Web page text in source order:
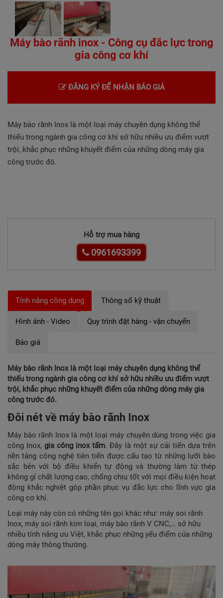
TUYỂN DỤNG
LIÊN HỆ
Máy bào rãnh inox - Công cụ đắc lực trong
gia công cơ khí
ĐĂNG KÝ ĐỂ NHẬN BÁO GIÁ
Máy bào rãnh Inox là một loại máy chuyên dụng không thể
thiếu trong ngành gia công cơ khí sở hữu nhiều ưu điểm vượt
trội, khắc phục những khuyết điểm của những dòng máy gia
công trước đó.
Hỗ trợ mua hàng
0961693399
Tính năng công dụng Thông số kỹ thuật
Hình ảnh - Video Quy trình đặt hàng - vận chuyển
Báo giá
Máy bào rãnh Inox là một loại máy chuyên dụng không thể
thiếu trong ngành gia công cơ khí sở hữu nhiều ưu điểm vượt
trội, khắc phục những khuyết điểm của những dòng máy gia
công trước đó.
Đôi nét về máy bào rãnh Inox
Máy bào rãnh Inox là một loại máy chuyên dùng trong việc gia
công Inox,gia công inox tấm. Đây là một sự cải tiến dựa trên
nền tảng công nghệ tiên tiến được cấu tạo từ những lưỡi bào
sắc bén với bộ điều khiển tự động và thường làm từ thép
không gỉ chất lượng cao, chống chịu tốt với mọi điều kiện hoạt
động khắc nghiệt góp phần phục vụ đắc lực cho lĩnh vực gia
công cơ khí.
Loại máy này còn có những tên gọi khác như: máy soi rãnh
Inox, máy soi rãnh kim loại, máy bào rãnh V CNC,… sở hữu
nhiều tính năng ưu Việt, khắc phục những yếu điểm của những
dòng máy thông thường.